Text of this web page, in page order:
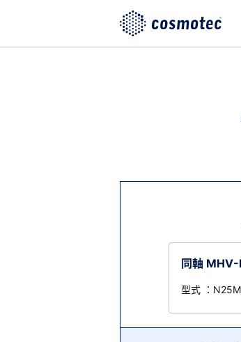
同軸 MHV-
型式 ：